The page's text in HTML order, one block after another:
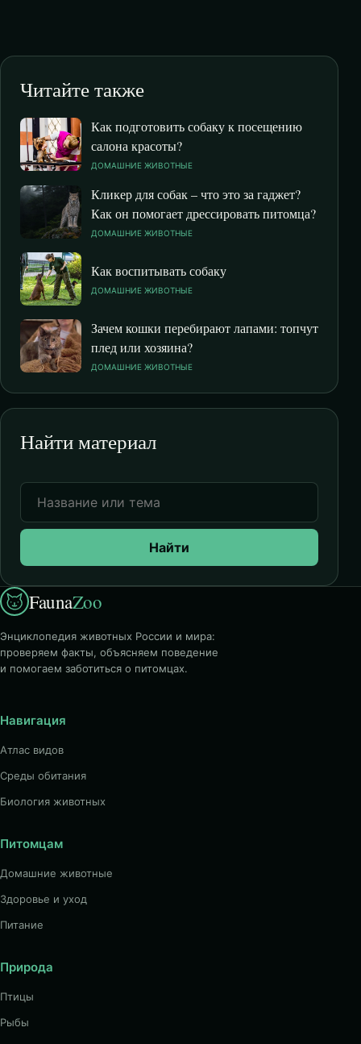
Читайте также
Как подготовить собаку к посещению
салона красоты?
ДОМАШНИЕ ЖИВОТНЫЕ
Кликер для собак – что это за гаджет?
Как он помогает дрессировать питомца?
ДОМАШНИЕ ЖИВОТНЫЕ
Как воспитывать собаку
ДОМАШНИЕ ЖИВОТНЫЕ
Зачем кошки перебирают лапами: топчут
плед или хозяина?
ДОМАШНИЕ ЖИВОТНЫЕ
Найти материал
Найти
FaunaZoo
Энциклопедия животных России и мира:
проверяем факты, объясняем поведение
и помогаем заботиться о питомцах.
Навигация
Атлас видов
Среды обитания
Биология животных
Питомцам
Домашние животные
Здоровье и уход
Питание
Природа
Птицы
Рыбы